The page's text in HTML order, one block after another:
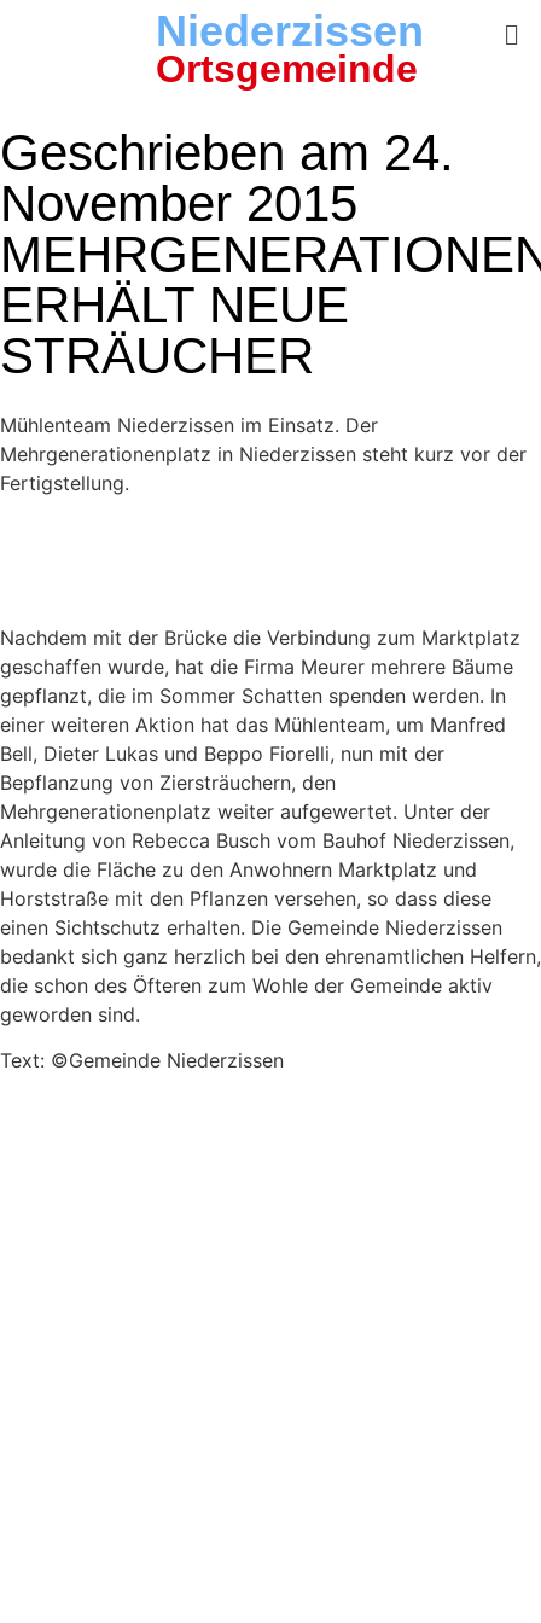
Niederzissen
Ortsgemeinde
Geschrieben am 24.
November 2015
ERHÄLT NEUE
STRÄUCHER
Mühlenteam Niederzissen im Einsatz. Der
Mehrgenerationenplatz in Niederzissen steht kurz vor der
Fertigstellung.
Nachdem mit der Brücke die Verbindung zum Marktplatz
geschaffen wurde, hat die Firma Meurer mehrere Bäume
gepflanzt, die im Sommer Schatten spenden werden. In
einer weiteren Aktion hat das Mühlenteam, um Manfred
Bell, Dieter Lukas und Beppo Fiorelli, nun mit der
Bepflanzung von Ziersträuchern, den
Mehrgenerationenplatz weiter aufgewertet. Unter der
Anleitung von Rebecca Busch vom Bauhof Niederzissen,
wurde die Fläche zu den Anwohnern Marktplatz und
Horststraße mit den Pflanzen versehen, so dass diese
einen Sichtschutz erhalten. Die Gemeinde Niederzissen
bedankt sich ganz herzlich bei den ehrenamtlichen Helfern,
die schon des Öfteren zum Wohle der Gemeinde aktiv
geworden sind.
Text: ©Gemeinde Niederzissen